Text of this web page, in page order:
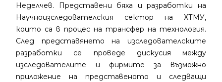
Неделчев. Представени бяха и разработки на
Научноизследователския сектор на ХТМУ,
които са в процес на трансфер на технология.
След представянето на изследователските
разработки се проведе дискусия между
изследователите и фирмите за възможно
приложение на представеното и следващи